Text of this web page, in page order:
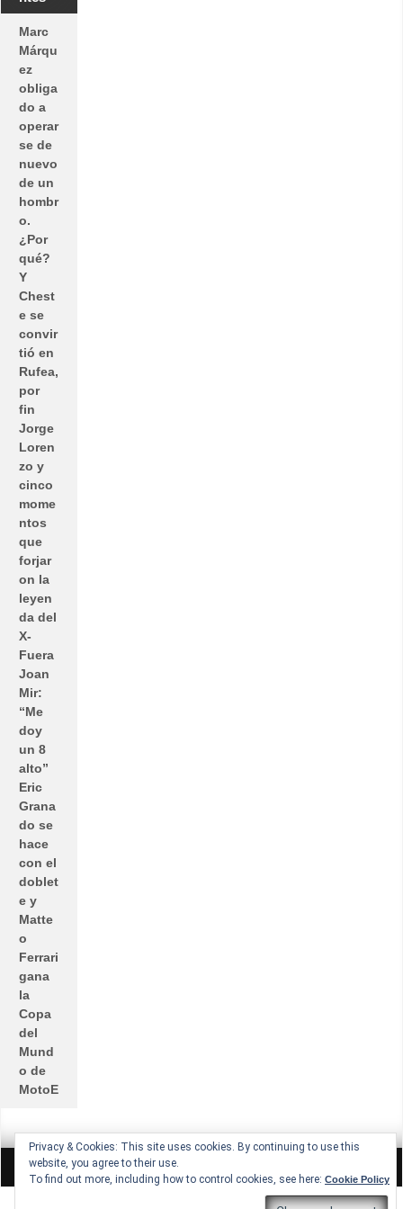
Privacy & Cookies: This site uses cookies. By continuing to use this
website, you agree to their use.
To find out more, including how to control cookies, see here: Cookie Policy
Marc
Márqu
ez
obliga
do a
operar
se de
nuevo
de un
hombr
o.
¿Por
qué?
Y
Chest
e se
convir
tió en
Rufea,
por
fin
Jorge
Loren
zo y
cinco
mome
ntos
que
forjar
on la
leyen
da del
X-
Fuera
Joan
Mir:
“Me
doy
un 8
alto”
Eric
Grana
do se
hace
con el
doblet
e y
Matte
o
Ferrari
gana
la
Copa
del
Mund
o de
MotoE
All rights reserved © Lucio Lopez GP